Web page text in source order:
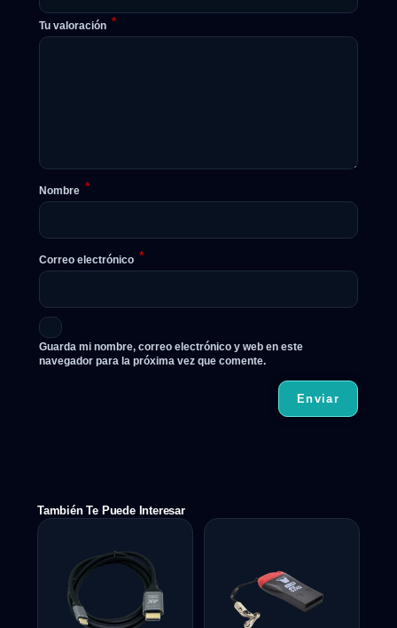
Tu valoración *
Nombre *
Correo electrónico *
Guarda mi nombre, correo electrónico y web en este
navegador para la próxima vez que comente.
También Te Puede Interesar